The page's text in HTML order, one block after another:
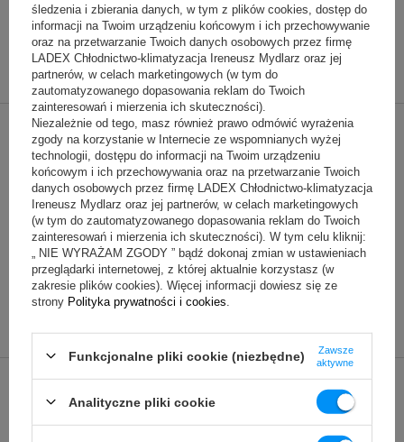
Filtr przeciwpyłkowy RAPA
wielokrotnego użytku
139,00 zł(netto)
Przedłużenie gwarancji chłodniczej
altany kwiatowej – 5 lat
825,00 zł(netto)
ZADOWOLENI KLIENCI
śledzenia i zbierania danych, w tym z plików cookies, dostęp do
informacji na Twoim urządzeniu końcowym i ich przechowywanie
oraz na przetwarzanie Twoich danych osobowych przez firmę
LADEX Chłodnictwo-klimatyzacja Ireneusz Mydlarz oraz jej
partnerów, w celach marketingowych (w tym do
zautomatyzowanego dopasowania reklam do Twoich
zainteresowań i mierzenia ich skuteczności).
Niezależnie od tego, masz również prawo odmówić wyrażenia
zgody na korzystanie w Internecie ze wspomnianych wyżej
technologii, dostępu do informacji na Twoim urządzeniu
końcowym i ich przechowywania oraz na przetwarzanie Twoich
danych osobowych przez firmę LADEX Chłodnictwo-klimatyzacja
Ireneusz Mydlarz oraz jej partnerów, w celach marketingowych
(w tym do zautomatyzowanego dopasowania reklam do Twoich
zainteresowań i mierzenia ich skuteczności). W tym celu kliknij:
„ NIE WYRAŻAM ZGODY ” bądź dokonaj zmian w ustawieniach
przeglądarki internetowej, z której aktualnie korzystasz (w
zakresie plików cookies). Więcej informacji dowiesz się ze
strony Polityka prywatności i cookies
Funkcjonalne pliki cookie (niezbędne)
Zawsze
aktywne
Analityczne pliki cookie